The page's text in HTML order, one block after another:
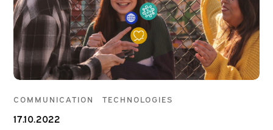
COMMUNICATION TECHNOLOGIES
17.10.2022